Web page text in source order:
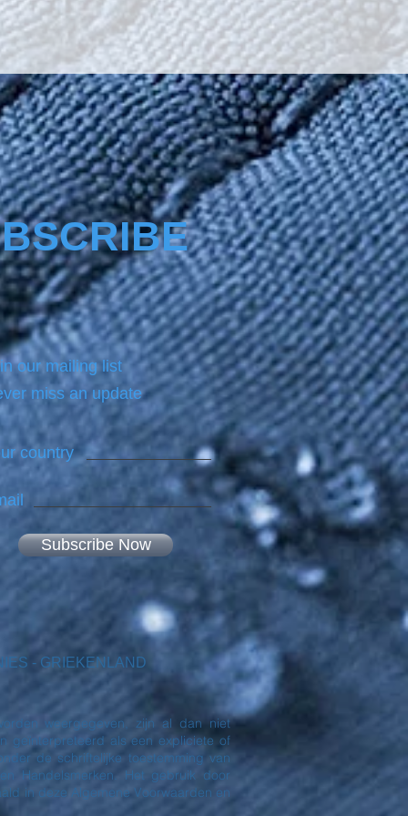
our mailing list
miss an update
country
Subscribe Now
- GRIEKENLAND
weergegeven, zijn al dan niet
geïnterpreteerd als een expliciete of
de schriftelijke toestemming van
Handelsmerken. Het gebruik door
in deze Algemene Voorwaarden en